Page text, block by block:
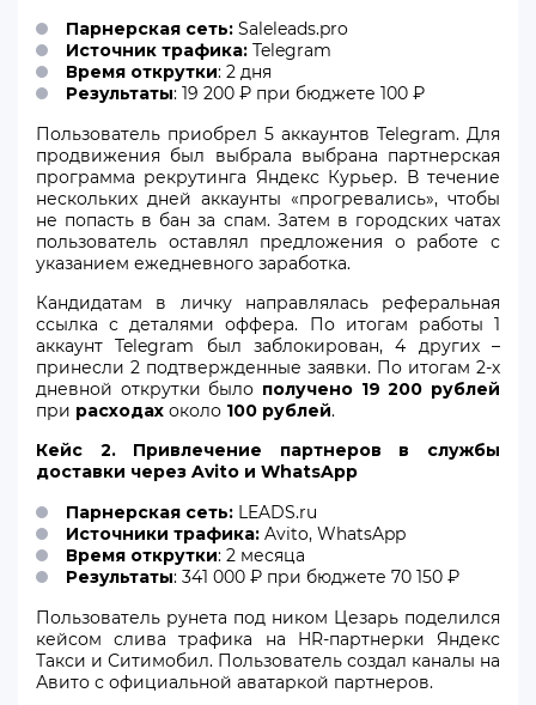
Парнерская сеть: Saleleads.pro
Источник трафика: Telegram
Время открутки: 2 дня
Результаты: 19 200 ₽ при бюджете 100 ₽
Пользователь приобрел 5 аккаунтов Telegram. Для
продвижения был выбрала выбрана партнерская
программа рекрутинга Яндекс Курьер. В течение
нескольких дней аккаунты «прогревались», чтобы
не попасть в бан за спам. Затем в городских чатах
пользователь оставлял предложения о работе с
указанием ежедневного заработка.
Кандидатам в личку направлялась реферальная
ссылка с деталями оффера. По итогам работы 1
аккаунт Telegram был заблокирован, 4 других –
принесли 2 подтвержденные заявки. По итогам 2-х
дневной открутки было получено 19 200 рублей
при расходах около 100 рублей.
Кейс 2. Привлечение партнеров в службы
доставки через Avito и WhatsApp
Парнерская сеть: LEADS.ru
Источники трафика: Avito, WhatsApp
Время открутки: 2 месяца
Результаты: 341 000 ₽ при бюджете 70 150 ₽
Пользователь рунета под ником Цезарь поделился
кейсом слива трафика на HR-партнерки Яндекс
Такси и Ситимобил. Пользователь создал каналы на
Авито с официальной аватаркой партнеров.